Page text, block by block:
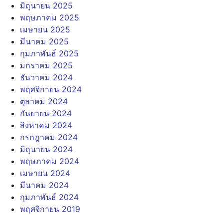
มิถุนายน 2025
พฤษภาคม 2025
เมษายน 2025
มีนาคม 2025
กุมภาพันธ์ 2025
มกราคม 2025
ธันวาคม 2024
พฤศจิกายน 2024
ตุลาคม 2024
กันยายน 2024
สิงหาคม 2024
กรกฎาคม 2024
มิถุนายน 2024
พฤษภาคม 2024
เมษายน 2024
มีนาคม 2024
กุมภาพันธ์ 2024
พฤศจิกายน 2019